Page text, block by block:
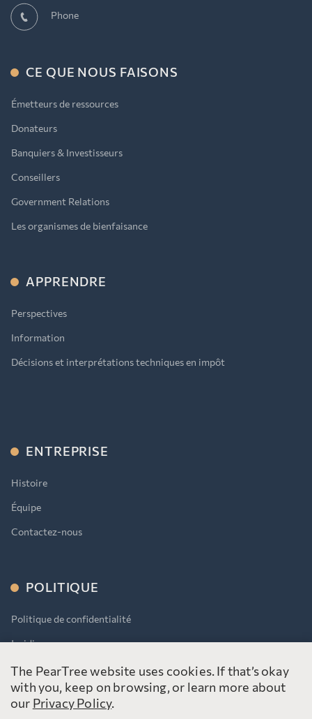
Phone
CE QUE NOUS FAISONS
Émetteurs de ressources
Donateurs
Banquiers & Investisseurs
Conseillers
Government Relations
Les organismes de bienfaisance
APPRENDRE
Perspectives
Information
Décisions et interprétations techniques en impôt
ENTREPRISE
Histoire
Équipe
Contactez-nous
POLITIQUE
Politique de confidentialité
Juridique
AODA
The PearTree website uses cookies. If that’s okay
with you, keep on browsing, or learn more about
our Privacy Policy.